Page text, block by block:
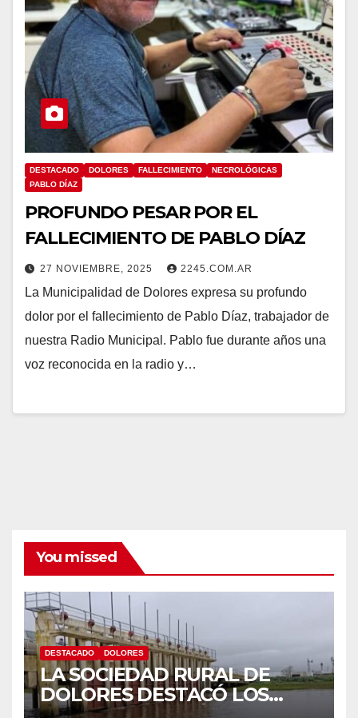
DESTACADO DOLORES FALLECIMIENTO
NECROLÓGICAS
PABLO DÍAZ
PROFUNDO PESAR POR EL
FALLECIMIENTO DE PABLO DÍAZ
27 NOVIEMBRE, 2025 2245.COM.AR
La Municipalidad de Dolores expresa su profundo
dolor por el fallecimiento de Pablo Díaz, trabajador de
nuestra Radio Municipal. Pablo fue durante años una
voz reconocida en la radio y…
You missed
DESTACADO DOLORES
LA SOCIEDAD RURAL DE
DOLORES DESTACÓ LOS